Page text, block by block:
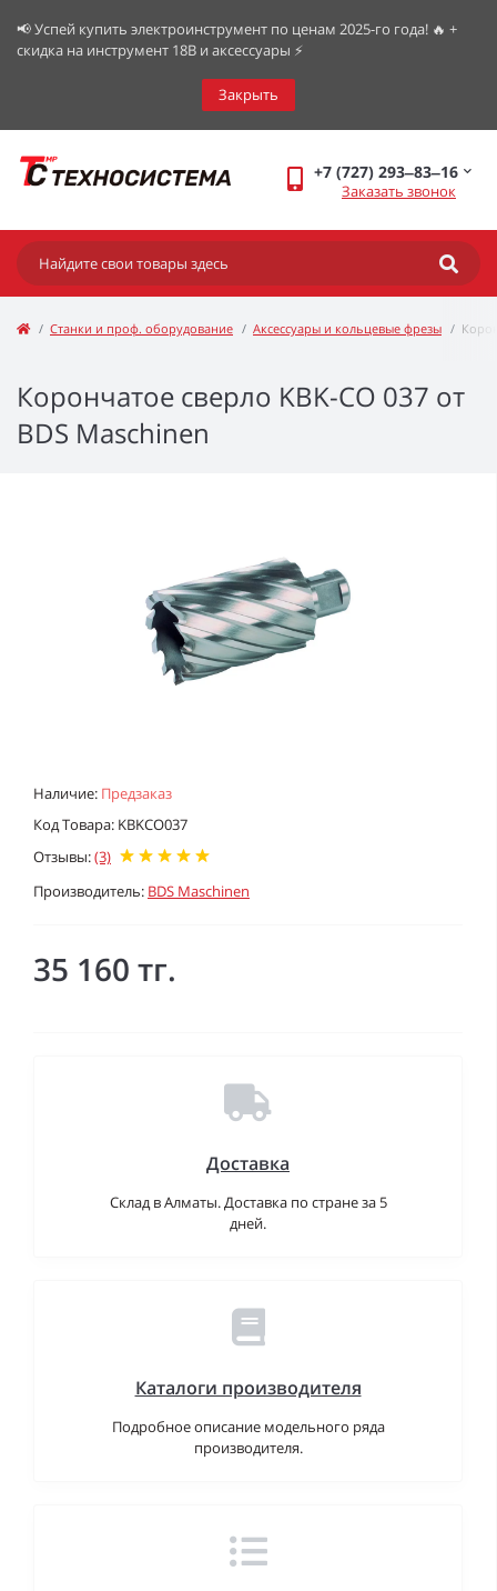
📢 Успей купить электроинструмент по ценам 2025-го года! 🔥 +
скидка на инструмент 18В и аксессуары ⚡️
Закрыть
+7 (727) 293‒83‒16
Заказать звонок
Станки и проф. оборудование Аксессуары и кольцевые фрезы
Корончатое сверло KBK-CO 037 от
BDS Maschinen
Наличие: Предзаказ
Код Товара: KBKCO037
Отзывы:(3)
Производитель: BDS Maschinen
35 160 тг.
Доставка
Склад в Алматы. Доставка по стране за 5
дней.
Каталоги производителя
Подробное описание модельного ряда
производителя.